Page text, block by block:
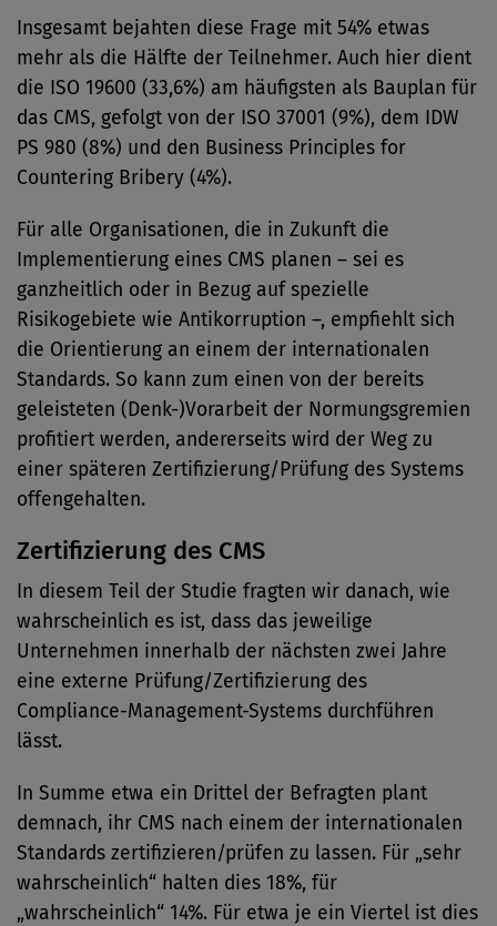
Insgesamt bejahten diese Frage mit 54% etwas
mehr als die Hälfte der Teilnehmer. Auch hier dient
die ISO 19600 (33,6%) am häufigsten als Bauplan für
das CMS, gefolgt von der ISO 37001 (9%), dem IDW
PS 980 (8%) und den Business Principles for
Countering Bribery (4%).
Für alle Organisationen, die in Zukunft die
Implementierung eines CMS planen – sei es
ganzheitlich oder in Bezug auf spezielle
Risikogebiete wie Antikorruption –, empfiehlt sich
die Orientierung an einem der internationalen
Standards. So kann zum einen von der bereits
geleisteten (Denk-)Vorarbeit der Normungsgremien
profitiert werden, andererseits wird der Weg zu
einer späteren Zertifizierung/Prüfung des Systems
offengehalten.
Zertifizierung des CMS
In diesem Teil der Studie fragten wir danach, wie
wahrscheinlich es ist, dass das jeweilige
Unternehmen innerhalb der nächsten zwei Jahre
eine externe Prüfung/Zertifizierung des
Compliance-Management-Systems durchführen
lässt.
In Summe etwa ein Drittel der Befragten plant
demnach, ihr CMS nach einem der internationalen
Standards zertifizieren/prüfen zu lassen. Für „sehr
wahrscheinlich“ halten dies 18%, für
„wahrscheinlich“ 14%. Für etwa je ein Viertel ist dies